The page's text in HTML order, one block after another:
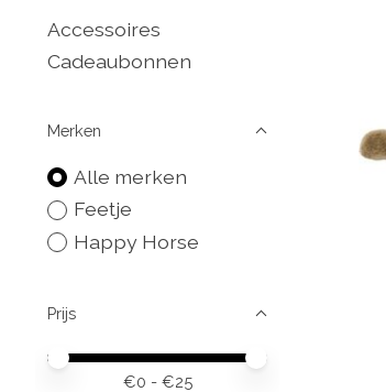
Accessoires
Cadeaubonnen
Merken
Alle merken
Feetje
Happy Horse
Prijs
Minimale prijswaarde
Price maximum value
€0 - €25